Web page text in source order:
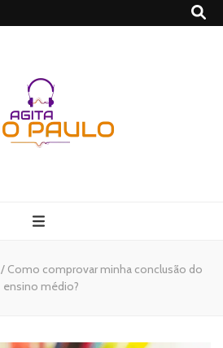
Agito
/ Como comprovar minha conclusão do
ensino médio?